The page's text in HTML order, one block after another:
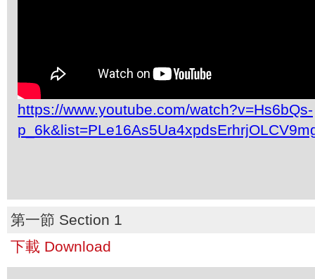
https://www.youtube.com/watch?v=Hs6bQs-
第一節 Section 1
下載 Download